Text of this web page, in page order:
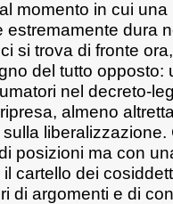
momento in cui
dura
si trova di fronte
del tutto opposto:
nel decreto-
almeno
posizioni ma con
cartello dei
di argomenti e di